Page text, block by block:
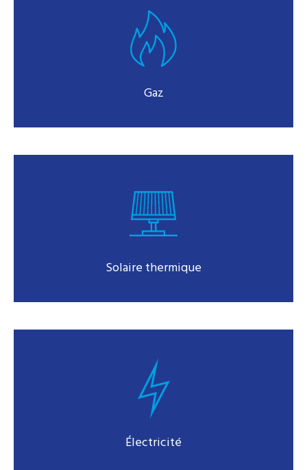
Gaz
Solaire thermique
Électricité